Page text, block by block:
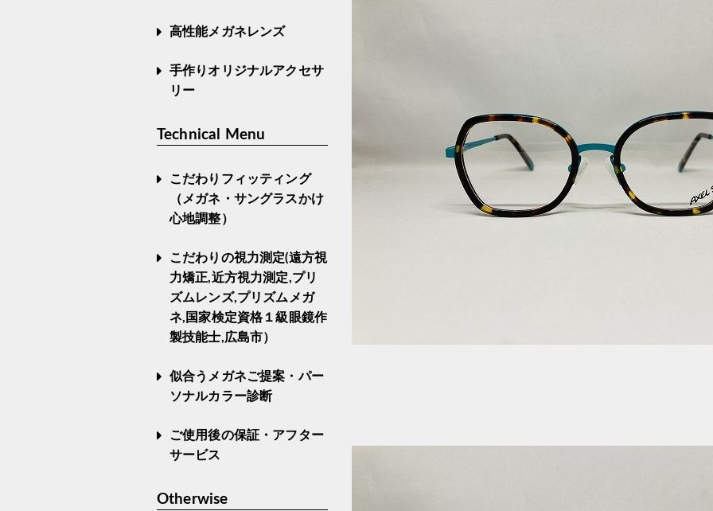
高性能メガネレンズ
手作りオリジナルアクセサ
リー
Technical Menu
こだわりフィッティング
（メガネ・サングラスかけ
心地調整）
こだわりの視力測定(遠方視
力矯正,近方視力測定,プリ
ズムレンズ,プリズムメガ
ネ,国家検定資格１級眼鏡作
製技能士,広島市）
似合うメガネご提案・パー
ソナルカラー診断
ご使用後の保証・アフター
サービス
Otherwise